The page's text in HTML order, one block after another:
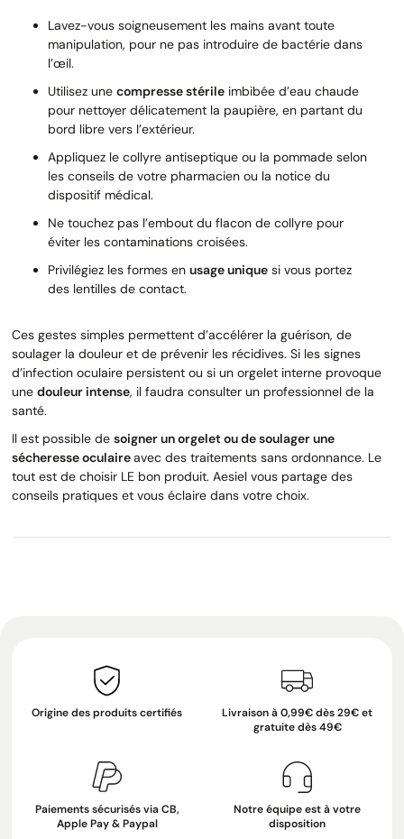
Lavez-vous soigneusement les mains avant toute
manipulation, pour ne pas introduire de bactérie dans
l’œil.
Utilisez une compresse stérile imbibée d’eau chaude
pour nettoyer délicatement la paupière, en partant du
bord libre vers l’extérieur.
Appliquez le collyre antiseptique ou la pommade selon
les conseils de votre pharmacien ou la notice du
dispositif médical.
Ne touchez pas l’embout du flacon de collyre pour
éviter les contaminations croisées.
Privilégiez les formes en usage unique si vous portez
des lentilles de contact.
Ces gestes simples permettent d’accélérer la guérison, de
soulager la douleur et de prévenir les récidives. Si les signes
d’infection oculaire persistent ou si un orgelet interne provoque
une douleur intense, il faudra consulter un professionnel de la
santé.
Il est possible de soigner un orgelet ou de soulager une
sécheresse oculaireavec des traitements sans ordonnance. Le
tout est de choisir LE bon produit. Aesiel vous partage des
conseils pratiques et vous éclaire dans votre choix.
Origine des produits certifiés
Livraison à 0,99€ dès 29€ et
gratuite dès 49€
Paiements sécurisés via CB,
Apple Pay & Paypal
Notre équipe est à votre
disposition